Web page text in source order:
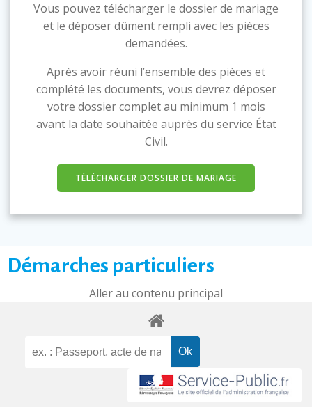
Vous pouvez télécharger le dossier de mariage
et le déposer dûment rempli avec les pièces
demandées.
Après avoir réuni l’ensemble des pièces et
complété les documents, vous devrez déposer
votre dossier complet au minimum 1 mois
avant la date souhaitée auprès du service État
Civil.
TÉLÉCHARGER DOSSIER DE MARIAGE
Démarches particuliers
Aller au contenu principal